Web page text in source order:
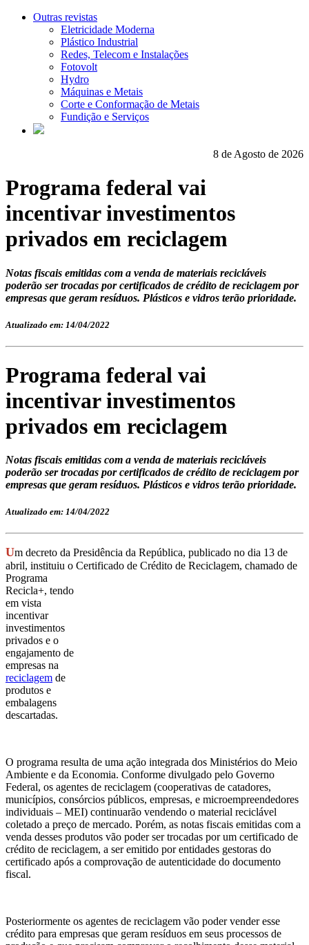
Outras revistas
Eletricidade Moderna
Plástico Industrial
Redes, Telecom e Instalações
Fotovolt
Hydro
Máquinas e Metais
Corte e Conformação de Metais
Fundição e Serviços
8 de Agosto de 2026
Programa federal vai
incentivar investimentos
privados em reciclagem
Notas fiscais emitidas com a venda de materiais recicláveis
poderão ser trocadas por certificados de crédito de reciclagem por
empresas que geram resíduos. Plásticos e vidros terão prioridade.
Atualizado em: 14/04/2022
Programa federal vai
incentivar investimentos
privados em reciclagem
Notas fiscais emitidas com a venda de materiais recicláveis
poderão ser trocadas por certificados de crédito de reciclagem por
empresas que geram resíduos. Plásticos e vidros terão prioridade.
Atualizado em: 14/04/2022
Um decreto da Presidência da República, publicado no dia 13 de
abril, instituiu o Certificado de Crédito de Reciclagem, chamado de
Programa
Recicla+, tendo
em vista
incentivar
investimentos
privados e o
engajamento de
empresas na
reciclagem de
produtos e
embalagens
descartadas.
O programa resulta de uma ação integrada dos Ministérios do Meio
Ambiente e da Economia. Conforme divulgado pelo Governo
Federal, os agentes de reciclagem (cooperativas de catadores,
municípios, consórcios públicos, empresas, e microempreendedores
individuais – MEI) continuarão vendendo o material reciclável
coletado a preço de mercado. Porém, as notas fiscais emitidas com a
venda desses produtos vão poder ser trocadas por um certificado de
crédito de reciclagem, a ser emitido por entidades gestoras do
certificado após a comprovação de autenticidade do documento
fiscal.
Posteriormente os agentes de reciclagem vão poder vender esse
crédito para empresas que geram resíduos em seus processos de